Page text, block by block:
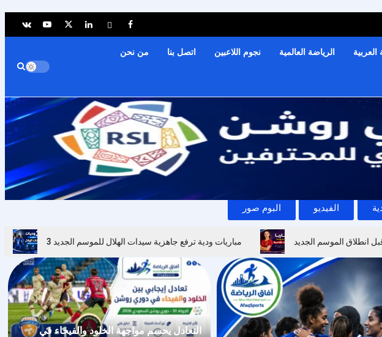
العربية الرياضة العالمية نجوم اللاعبين اتصل بنا من نحن
البوم صور الفيديو
3 مباريات ودية ترفع جاهزية سيدات الهلال للموسم الجديد انطلاق الموسم الجديد
التعادل يحسم مواجهة الخلود والفيحاء في